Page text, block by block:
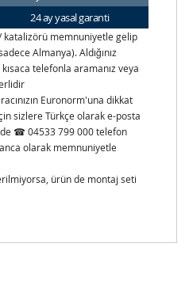
24 ay yasal garanti
memnuniyetle gelip
Almanya). Aldığınız
telefonla aramanız veya
Euronorm'una dikkat
sizlere Türkçe olarak e-posta
☎ 04533 799 000 telefon
olarak memnuniyetle
ürün de montaj seti